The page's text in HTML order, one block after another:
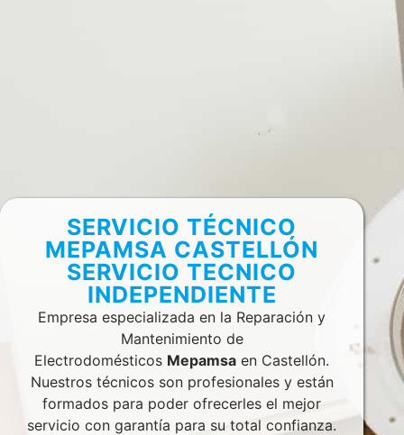
SERVICIO TÉCNICO
MEPAMSA CASTELLÓN
SERVICIO TECNICO
INDEPENDIENTE
Empresa especializada en la Reparación y
Mantenimiento de
Electrodomésticos Mepamsa en Castellón.
Nuestros técnicos son profesionales y están
formados para poder ofrecerles el mejor
servicio con garantía para su total confianza.